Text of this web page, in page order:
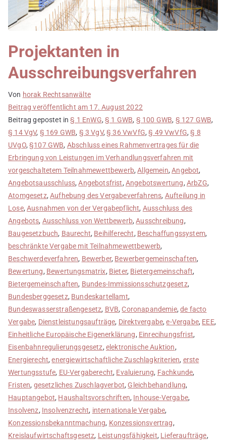
Projektanten in
Ausschreibungsverfahren
Von horak Rechtsanwälte
Beitrag veröffentlicht am 17. August 2022
Beitrag gepostet in§ 1 EnWG,§ 1 GWB, § 100 GWB, § 127 GWB,
§ 14 VgV, § 169 GWB, § 3 VgV,§ 36 VwVfG,§ 49 VwVfG,§ 8
UVgO,§107 GWB, Abschluss eines Rahmenvertrages für die
Erbringung von Leistungen im Verhandlungsverfahren mit
vorgeschaltetem Teilnahmewettbewerb,Allgemein,Angebot,
Angebotsausschluss,Angebotsfrist, Angebotswertung, ArbZG,
Atomgesetz,Aufhebung des Vergabeverfahrens, Aufteilung in
Lose,Ausnahmen von der Vergabepflicht, Ausschluss des
Angebots, Ausschluss von Wettbewerb,Ausschreibung,
Baugesetzbuch, Baurecht, Beihilferecht, Beschaffungssystem,
beschränkte Vergabe mit Teilnahmewettbewerb,
Beschwerdeverfahren, Bewerber, Bewerbergemeinschaften,
Bewertung, Bewertungsmatrix, Bieter, Bietergemeinschaft,
Bietergemeinschaften, Bundes-Immissionsschutzgesetz,
Bundesberggesetz, Bundeskartellamt,
Bundeswasserstraßengesetz, BVB,Coronapandemie,de facto
Vergabe, Dienstleistungsaufträge, Direktvergabe,e-Vergabe, EEE,
Einheitliche Europäische Eigenerklärung, Einrecihungsfrist,
Eisenbahnregulierungsgesetz, elektronische Auktion,
Energierecht,energiewirtschaftliche Zuschlagkriterien, erste
Wertungsstufe, EU-Vergaberecht, Evaluierung, Fachkunde,
Fristen, gesetzliches Zuschlagverbot, Gleichbehandlung,
Hauptangebot, Haushaltsvorschriften, Inhouse-Vergabe,
Insolvenz, Insolvenzrecht, internationale Vergabe,
Konzessionsbekanntmachung, Konzessionsvertrag,
Kreislaufwirtschaftsgesetz, Leistungsfähigkeit, Lieferaufträge,